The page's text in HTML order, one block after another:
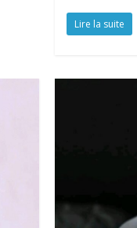
Lire la suite